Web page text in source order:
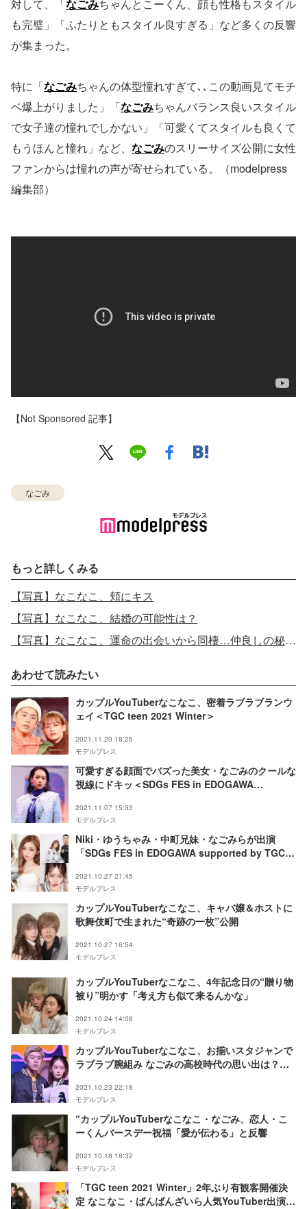
対して、「 なごみちゃんとこーくん、顔も性格もスタイル
も完璧」「ふたりともスタイル良すぎる」など多くの反響
が集まった。
特に「なごみちゃんの体型憧れすぎて､､この動画見てモチ
ベ爆上がりました」「なごみちゃんバランス良いスタイル
で女子達の憧れでしかない」「可愛くてスタイルも良くて
もうほんと憧れ」など、 なごみのスリーサイズ公開に女性
ファンからは憧れの声が寄せられている。（modelpress
編集部）
【Not Sponsored 記事】
なごみ
もっと詳しくみる
【写真】なこなこ、頬にキス
【写真】なこなこ、結婚の可能性は？
【写真】なこなこ、運命の出会いから同棲…仲良しの秘訣は“夜のルーティン”
あわせて読みたい
カップルYouTuberなこなこ、密着ラブラブランウ
ェイ＜TGC teen 2021 Winter＞
2021.11.20 18:25
モデルプレス
可愛すぎる顔面でバズった美女・なごみのクールな
視線にドキッ＜SDGs FES in EDOGAWA
2021.11.07 15:33
モデルプレス
Niki・ゆうちゃみ・中町兄妹・なごみらが出演
「SDGs FES in EDOGAWA supported by TGC」
2021.10.27 21:45
モデルプレス
カップルYouTuberなこなこ、キャバ嬢＆ホストに
歌舞伎町で生まれた“奇跡の一枚”公開
2021.10.27 16:54
モデルプレス
カップルYouTuberなこなこ、4年記念日の“贈り物
被り”明かす「考え方も似て来るんかな」
2021.10.24 14:08
モデルプレス
カップルYouTuberなこなこ、お揃いスタジャンで
ラブラブ腕組み なごみの高校時代の思い出は？＜
2021.10.23 22:18
モデルプレス
“カップルYouTuberなこなこ・なごみ、恋人・こ
ーくんバースデー祝福「愛が伝わる」と反響
2021.10.18 18:32
モデルプレス
「TGC teen 2021 Winter」2年ぶり有観客開催決
定 なこなこ・ばんばんざいら人気YouTuber出演決